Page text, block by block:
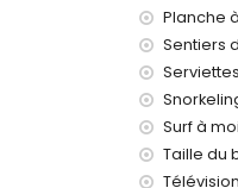
Attractions
Planche
Sentiers
Serviettes
Surf à
Taille du